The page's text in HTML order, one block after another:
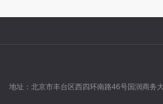
地址： 北京市丰台区西四环南路46号国润商务